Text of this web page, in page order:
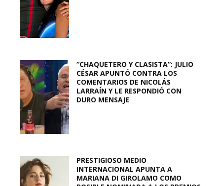
“CHAQUETERO Y CLASISTA”: JULIO
CÉSAR APUNTÓ CONTRA LOS
COMENTARIOS DE NICOLÁS
LARRAÍN Y LE RESPONDIÓ CON
DURO MENSAJE
PRESTIGIOSO MEDIO
INTERNACIONAL APUNTA A
MARIANA DI GIROLAMO COMO